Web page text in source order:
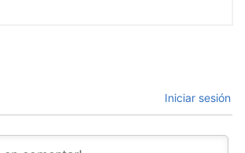
Iniciar sesión